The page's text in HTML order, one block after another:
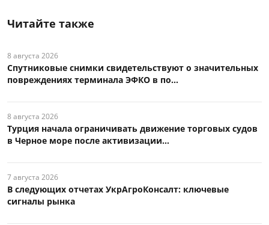
Читайте также
8 августа 2026
Спутниковые снимки свидетельствуют о значительных
повреждениях терминала ЭФКО в по...
8 августа 2026
Турция начала ограничивать движение торговых судов
в Черное море после активизации...
7 августа 2026
В следующих отчетах УкрАгроКонсалт: ключевые
сигналы рынка